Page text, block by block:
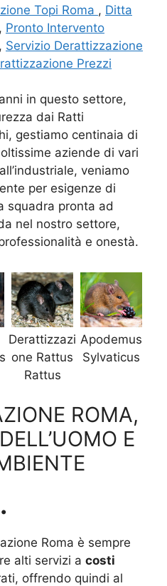
Topi Roma , Ditta
, Pronto Intervento
, Servizio Derattizzazione
Prezzi
in questo settore,
dai Ratti
gestiamo centinaia di
aziende di vari
veniamo
per esigenze di
squadra pronta ad
nel nostro settore,
e onestà.
Derattizzazi
one Rattus
Rattus
Apodemus
Sylvaticus
ROMA,
E
Roma è sempre
alti servizi a costi
offrendo quindi al